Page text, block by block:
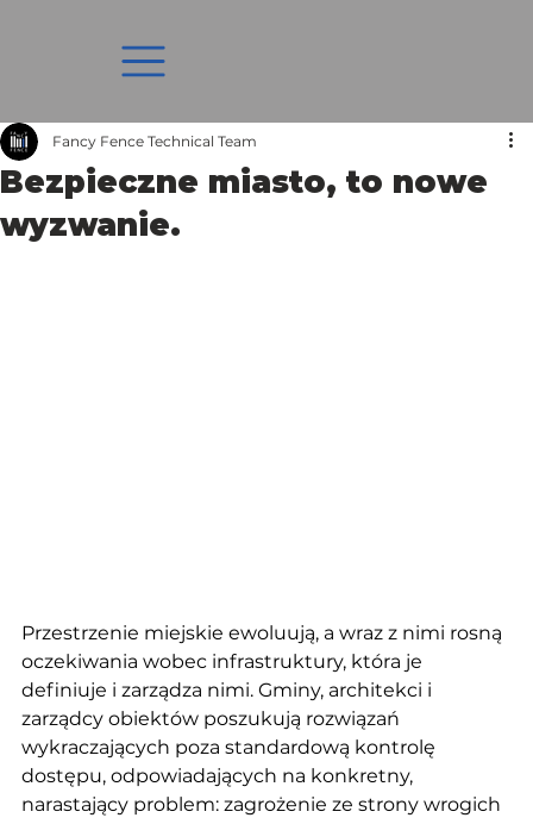
Bezpieczne miasto, to nowe
wyzwanie.
Fancy Fence Technical Team
Przestrzenie miejskie ewoluują, a wraz z nimi rosną
oczekiwania wobec infrastruktury, która je
definiuje i zarządza nimi. Gminy, architekci i
zarządcy obiektów poszukują rozwiązań
wykraczających poza standardową kontrolę
dostępu, odpowiadających na konkretny,
narastający problem: zagrożenie ze strony wrogich